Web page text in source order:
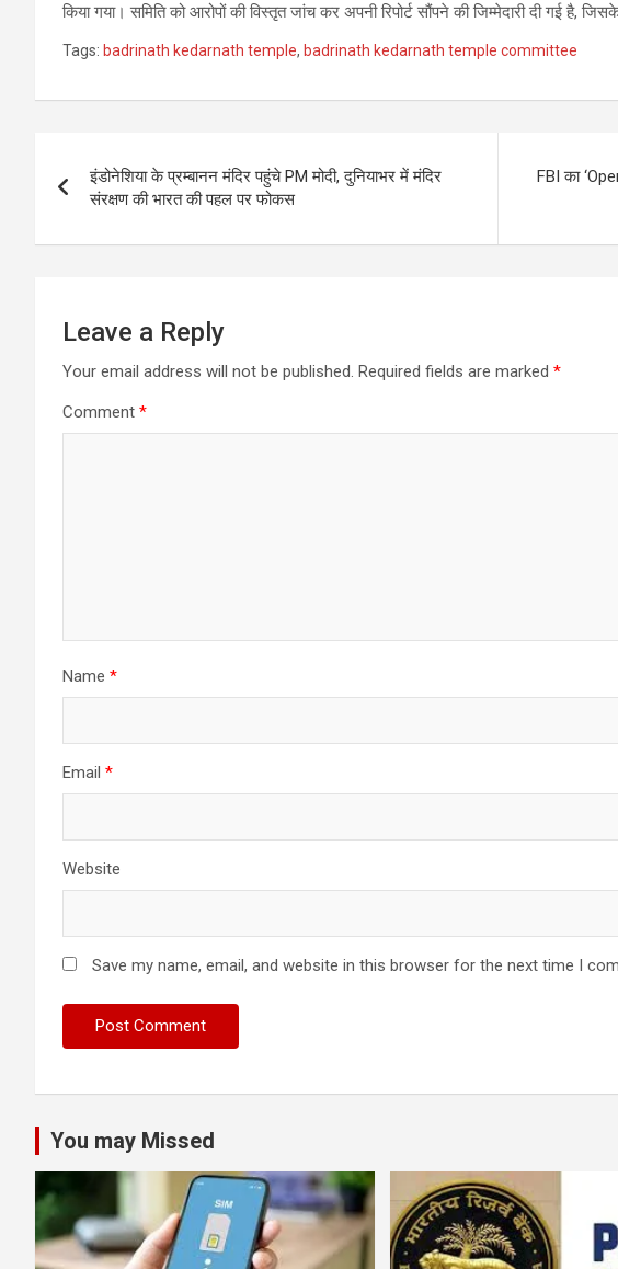
किया गया। समिति को आरोपों की विस्तृत जांच कर अपनी रिपोर्ट सौंपने की जिम्मेदारी दी गई है,
Tags: badrinath kedarnath temple, badrinath kedarnath temple committee
navigation
इंडोनेशिया के प्रम्बानन मंदिर पहुंचे PM मोदी, दुनियाभर में मंदिर
संरक्षण की भारत की पहल पर फोकस
FBI का
Leave a Reply
Your email address will not be published. Required fields are marked *
Comment *
Name *
Email *
Website
Save my name, email, and website in this browser for the next time I
You may Missed